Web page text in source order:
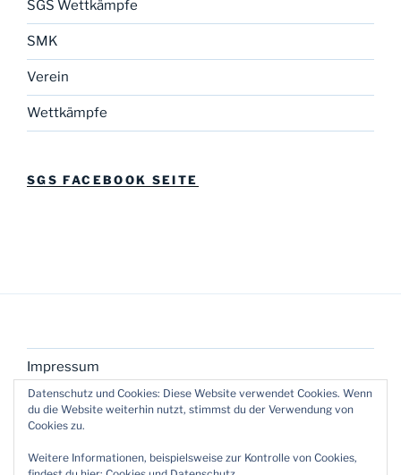
SGS Wettkämpfe
SMK
Verein
Wettkämpfe
SGS FACEBOOK SEITE
Impressum
Datenschutz und Cookies: Diese Website verwendet Cookies. Wenn
du die Website weiterhin nutzt, stimmst du der Verwendung von
Cookies zu.
Weitere Informationen, beispielsweise zur Kontrolle von Cookies,